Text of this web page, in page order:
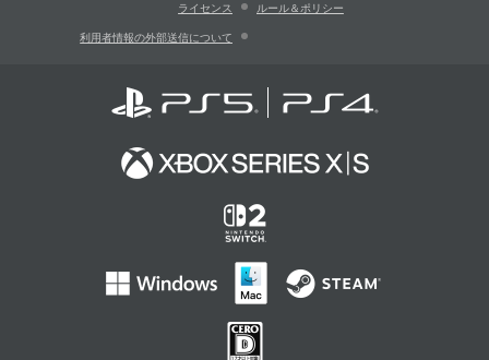
ライセンス ルール＆ポリシー
利用者情報の外部送信について